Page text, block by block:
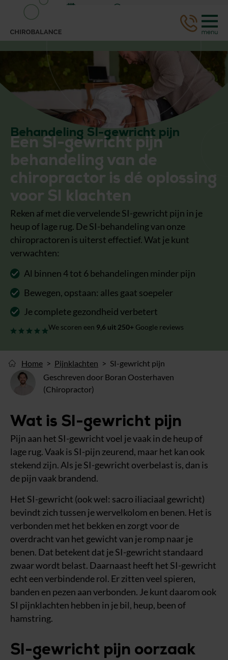
Behandeling SI-gewricht pijn
Een SI-gewricht pijn
behandeling van de
chiropractor is dé oplossing
voor SI klachten
Reken af met die vervelende SI-gewricht pijn in je
heup of lage rug. De SI-behandeling van onze
chiropractoren is uiterst effectief. Wat je kunt
verwachten:
Al binnen 4 tot 6 behandelingen minder pijn
Bewegen, opstaan: alles gaat soepeler
Je complete gezondheid verbetert
We scoren een 9,6uit 250+ Google reviews
Home Pijnklachten
SI-gewricht pijn
Geschreven door Boran Oosterhaven
(Chiropractor)
Wat is SI-gewricht pijn
Pijn aan het SI-gewricht voel je vaak in de heup of
lage rug. Vaak is SI-pijn zeurend, maar het kan ook
stekend zijn. Als je SI-gewricht overbelast is, dan is
de pijn vaak brandend.
Het SI-gewricht (ook wel: sacro iliaciaal gewricht)
bevindt zich tussen je wervelkolom en benen. Het is
verbonden met het bekken en zorgt voor de
overdracht van het gewicht van je romp naar je
benen. Dat betekent dat je SI-gewricht standaard
zwaar wordt belast. Daarnaast heeft het SI-gewricht
echt een verbindende rol. Er zitten veel spieren,
banden en pezen aan verbonden. Je kunt daarom ook
SI pijnklachten hebben in je bil, heup, been of
hamstring.
SI-gewricht pijn oorzaak